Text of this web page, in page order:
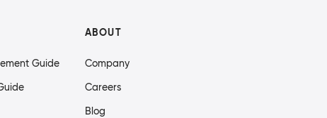
Guide
ABOUT
Company
Careers
Blog